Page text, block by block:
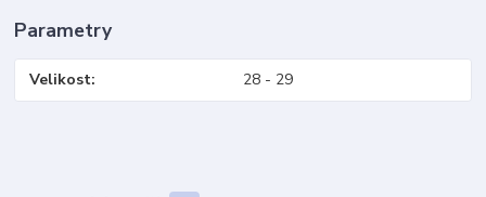
Parametry
Velikost 28 - 29